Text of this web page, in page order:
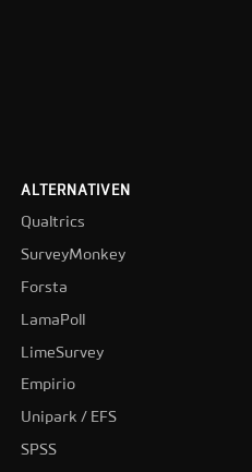
ALTERNATIVEN
Qualtrics
SurveyMonkey
Forsta
LamaPoll
LimeSurvey
Empirio
Unipark / EFS
SPSS